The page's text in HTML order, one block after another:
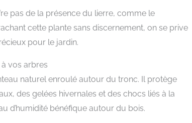
pas de la présence du lierre, comme le
cette plante sans discernement, on se prive
pour le jardin.
vos arbres
naturel enroulé autour du tronc. Il protège
des gelées hivernales et des chocs liés à la
d’humidité bénéfique autour du bois.